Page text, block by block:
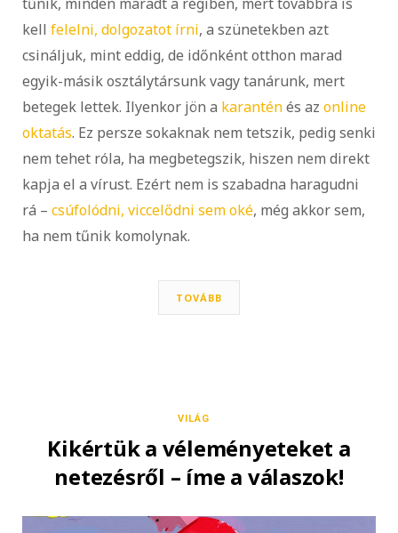
kell felelni, dolgozatot írni, a szünetekben azt
csináljuk, mint eddig, de időnként otthon marad
egyik-másik osztálytársunk vagy tanárunk, mert
betegek lettek. Ilyenkor jön a karanténés az online
oktatás. Ez persze sokaknak nem tetszik, pedig senki
nem tehet róla, ha megbetegszik, hiszen nem direkt
kapja el a vírust. Ezért nem is szabadna haragudni
rá – csúfolódni, viccelődni sem oké, még akkor sem,
ha nem tűnik komolynak.
TOVÁBB
VILÁG
Kikértük a véleményeteket a
netezésről – íme a válaszok!